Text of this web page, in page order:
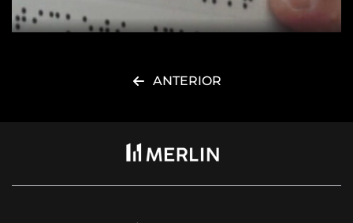
ANTERIOR